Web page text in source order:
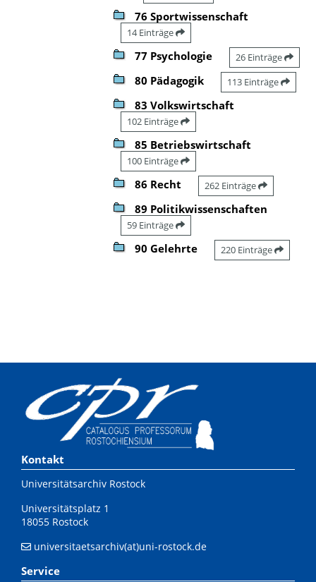
76 Sportwissenschaft
14 Einträge
77 Psychologie 26 Einträge
80 Pädagogik 113 Einträge
83 Volkswirtschaft
102 Einträge
85 Betriebswirtschaft
100 Einträge
86 Recht 262 Einträge
89 Politikwissenschaften
59 Einträge
90 Gelehrte 220 Einträge
Kontakt
Universitätsarchiv Rostock
Universitätsplatz 1
18055 Rostock
universitaetsarchiv(at)uni-rostock.de
Service